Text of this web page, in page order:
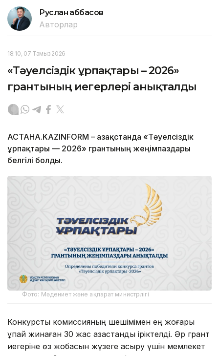
Руслан Ғаббасов
Авторлар
18:10, 07 Тамыз 2026
«Тәуелсіздік ұрпақтары – 2026»
грантының иегерлері анықталды
АСТАНА.KAZINFORM – Қазақстанда «Тәуелсіздік
ұрпақтары — 2026» грантының жеңімпаздары
белгілі болды.
Фото: Мәдениет және ақпарат министрлігі
Конкурстық комиссияның шешімімен ең жоғары
ұпай жинаған 30 жас қазақстандық іріктелді. Әр грант
иегеріне өз жобасын жүзеге асыру үшін мемлекет